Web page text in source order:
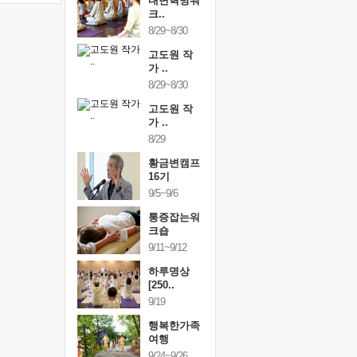
크..
8/29~8/30
고도원 작
가 ..
8/29~8/30
고도원 작
가 ..
8/29
황금변캠프
16기
9/5~9/6
통증잡는워
크숍
9/11~9/12
하루명상
[250..
9/19
행복한가족
여행